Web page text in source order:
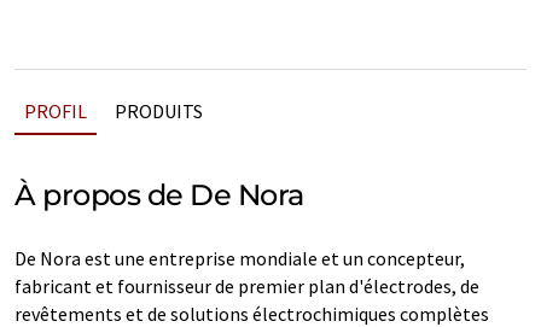
PROFIL PRODUITS
À propos de De Nora
De Nora est une entreprise mondiale et un concepteur,
fabricant et fournisseur de premier plan d'électrodes, de
revêtements et de solutions électrochimiques complètes